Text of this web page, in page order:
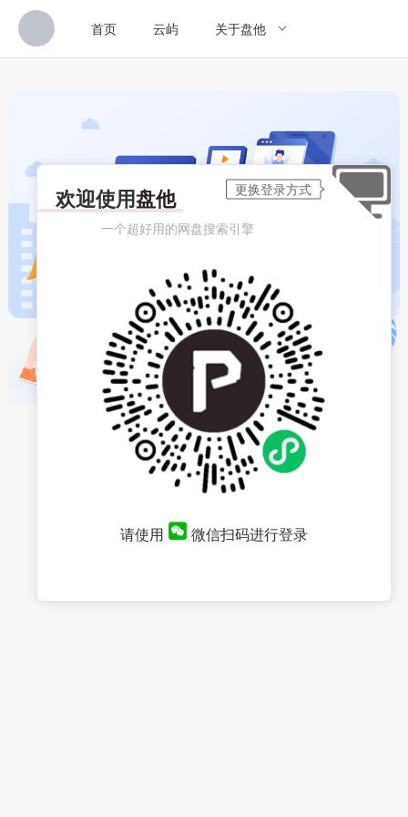
首页 云屿 关于盘他
欢迎使用盘他
一个超好用的网盘搜索引擎
请使用 微信扫码进行登录